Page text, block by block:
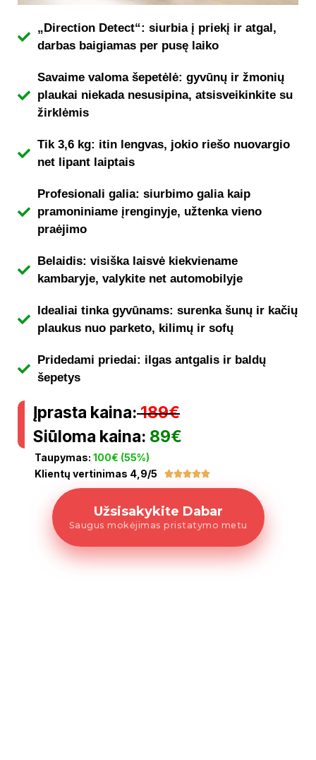
„Direction Detect“: siurbia į priekį ir atgal,
darbas baigiamas per pusę laiko
Savaime valoma šepetėlė: gyvūnų ir žmonių
plaukai niekada nesusipina, atsisveikinkite su
žirklėmis
Tik 3,6 kg: itin lengvas, jokio riešo nuovargio
net lipant laiptais
Profesionali galia: siurbimo galia kaip
pramoniniame įrenginyje, užtenka vieno
praėjimo
Belaidis: visiška laisvė kiekviename
kambaryje, valykite net automobilyje
Idealiai tinka gyvūnams: surenka šunų ir kačių
plaukus nuo parketo, kilimų ir sofų
Pridedami priedai: ilgas antgalis ir baldų
šepetys
Įprasta kaina:189€
Siūloma kaina: 89€
Taupymas: 100€ (55%)
Klientų vertinimas 4,9/5

Užsisakykite Dabar
Saugus mokėjimas pristatymo metu